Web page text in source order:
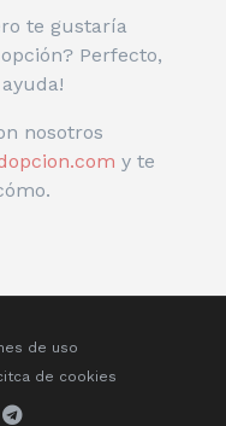
te gustaría
Perfecto,
nosotros
y te
de uso
de cookies